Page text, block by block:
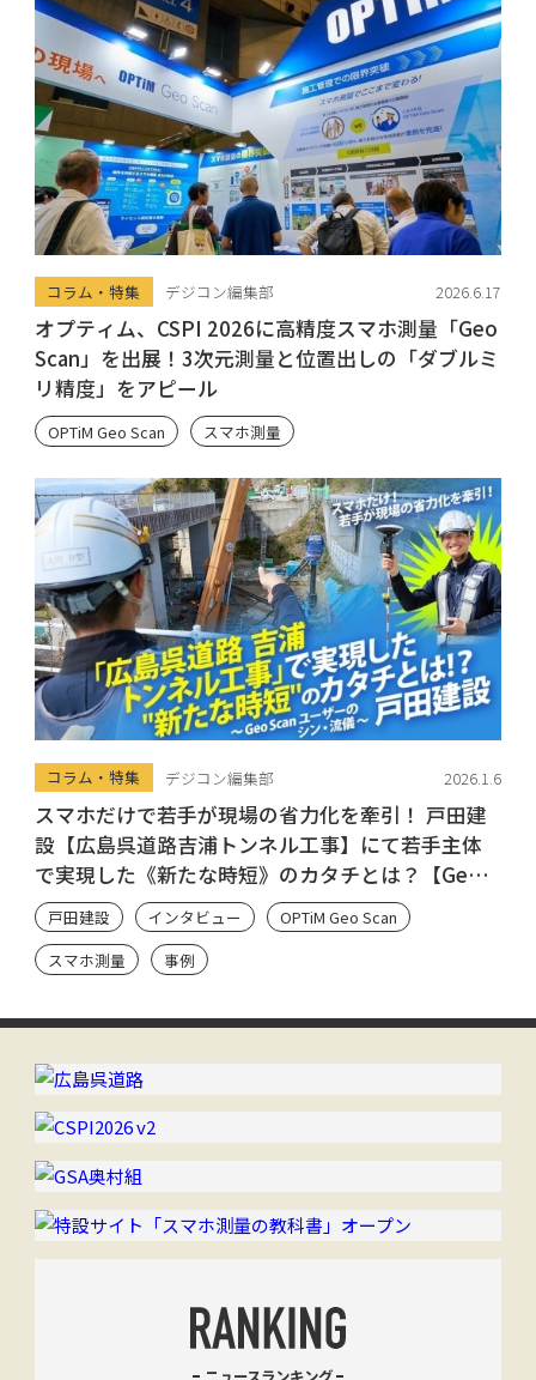
コラム・特集 デジコン編集部 2026.6.17
オプティム、CSPI 2026に高精度スマホ測量「Geo
Scan」を出展！3次元測量と位置出しの「ダブルミ
リ精度」をアピール
OPTiM Geo Scan スマホ測量
コラム・特集 デジコン編集部 2026.1.6
スマホだけで若手が現場の省力化を牽引！ 戸田建
設【広島呉道路吉浦トンネル工事】にて若手主体
で実現した《新たな時短》のカタチとは？【Geo
Scan ユーザーのシン・流儀】
戸田建設 インタビュー
OPTiM Geo Scan
スマホ測量
事例